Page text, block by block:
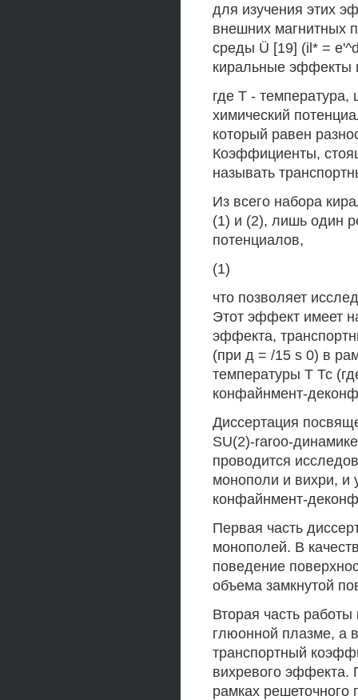
для изучения этих
внешних магнитных
среды Ü [19] (il* =
киральные эффекты
где Т - температура,
химический
который равен
Коэффициенты,
называть
Из всего набора
(1) и (2), лишь один
потенциалов,
(1)
что позволяет
Этот эффект имеет
эффекта,
(при д = /15 s 0) в
температуры Т Тс
конфайнмент-
Диссертация
SU(2)-raroo-
проводится
монополи и вихри, и
конфайнмент-
Первая часть
монополей. В
поведение
объема замкнутой
Вторая часть
глюонной плазме, а
транспортный
вихревого эффекта.
рамках решеточного